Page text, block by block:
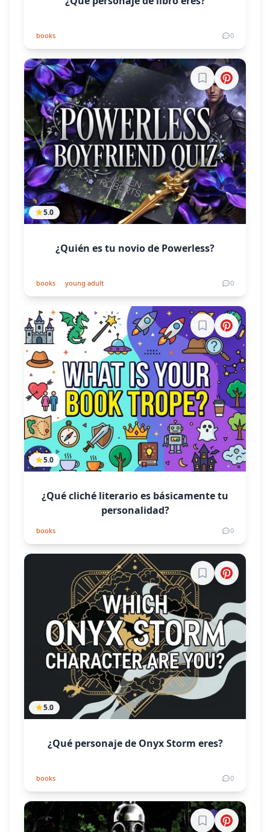
books 0
5.0
Inicia sesión
¿Quién es tu novio de Powerless?
books young adult 0
5.0
Inicia sesión
¿Qué cliché literario es básicamente tu
personalidad?
books 0
5.0
Inicia sesión
¿Qué personaje de Onyx Storm eres?
books 0
Inicia sesión